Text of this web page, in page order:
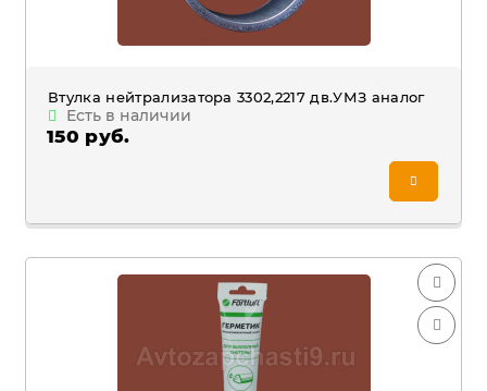
Втулка нейтрализатора 3302,2217 дв.УМЗ аналог
Есть в наличии
150 руб.